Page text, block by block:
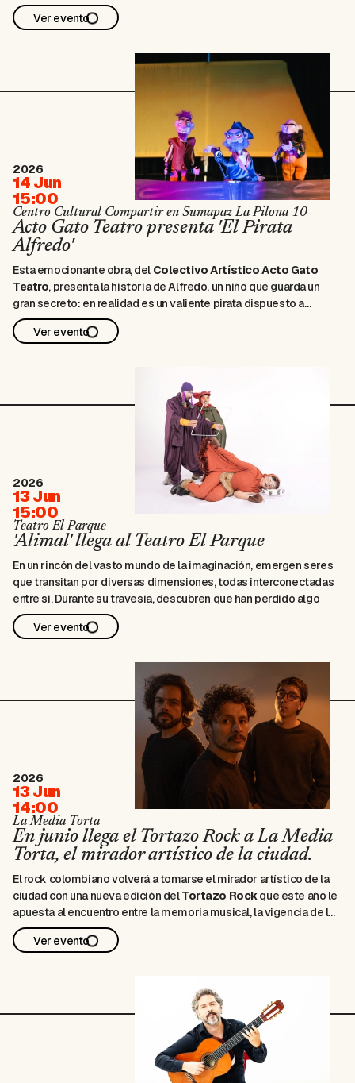
la cancha"En el marco de la Copa Mundial de la FIFA 2026, la
Alianza Francesa de Bogotá se convierte en la casa de Francia
Ver evento
2026
14 Jun
15:00
Centro Cultural Compartir en Sumapaz La Pilona 10
Acto Gato Teatro presenta 'El Pirata
Alfredo'
Esta emocionante obra, del Colectivo Artístico Acto Gato
Teatro, presenta la historia de Alfredo, un niño que guarda un
gran secreto: en realidad es un valiente pirata dispuesto a
defender el tesoro más importante de todos, los libros. Su
enemigo es el temible Malapata, quien junto a sus torpes …
Ver evento
2026
13 Jun
15:00
Teatro El Parque
'Alimal' llega al Teatro El Parque
En un rincón del vasto mundo de la imaginación, emergen seres
que transitan por diversas dimensiones, todas interconectadas
entre sí. Durante su travesía, descubren que han perdido algo
esencial, una parte profunda de su ser.
Deciden entonces emprender un viaje a través de la fantasía, la
Ver evento
2026
13 Jun
14:00
La Media Torta
En junio llega el Tortazo Rock a La Media
Torta, el mirador artístico de la ciudad.
El rock colombiano volverá a tomarse el mirador artístico de la
ciudad con una nueva edición delTortazo Rockque este año le
apuesta al encuentro entre la memoria musical, la vigencia de las
bandas históricas y la fuerza de las nuevas sonoridades. Con
seis horas de programación,
Ver evento